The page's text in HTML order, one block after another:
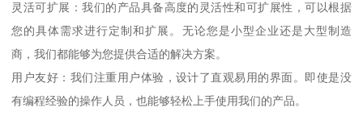
灵活可扩展：我们的产品具备高度的灵活性和可扩展性，可以根据
您的具体需求进行定制和扩展。无论您是小型企业还是大型制造
商，我们都能够为您提供合适的解决方案。
用户友好：我们注重用户体验，设计了直观易用的界面。即使是没
有编程经验的操作人员，也能够轻松上手使用我们的产品。